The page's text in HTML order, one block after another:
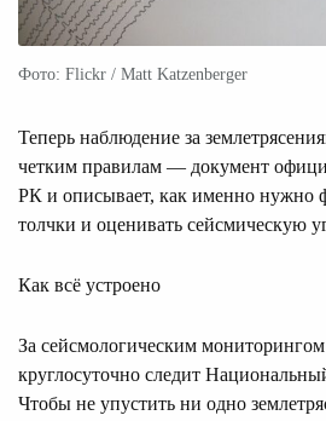
Фото: Flickr / Matt Katzenberger
Теперь наблюдение за
четким правилам — документ
РК и описывает, как именно нужно
толчки и оценивать сейсмическую
Как всё устроено
За сейсмологическим мониторингом
круглосуточно следит
Чтобы не упустить ни одно